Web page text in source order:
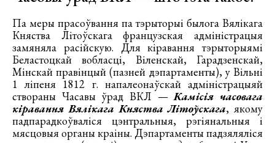
Па меры прасоўвання па тэрыторыі былога Вялікага
Княства Літоўскага французская адміністрацыя
замяняла расійскую. Для кіравання тэрыторыямі
Беластоцкай вобласці, Віленскай, Гарадзенскай,
Мінскай правінцый (пазней дэпартаменты), у Вільні
1 ліпеня 1812 г. напалеонаўскай адміністрацыяй
створаны Часавы ўрад ВКЛ —Камісія часовага
кіравання Вялікага Княства Літоўскага, якому
падпарадкоўваліся цэнтральныя, рэгіянальныя і
мясцовыя органы краіны. Дэпартаменты падзяляліся